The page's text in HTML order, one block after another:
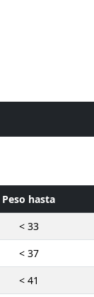
Peso hasta
< 33
< 37
< 41